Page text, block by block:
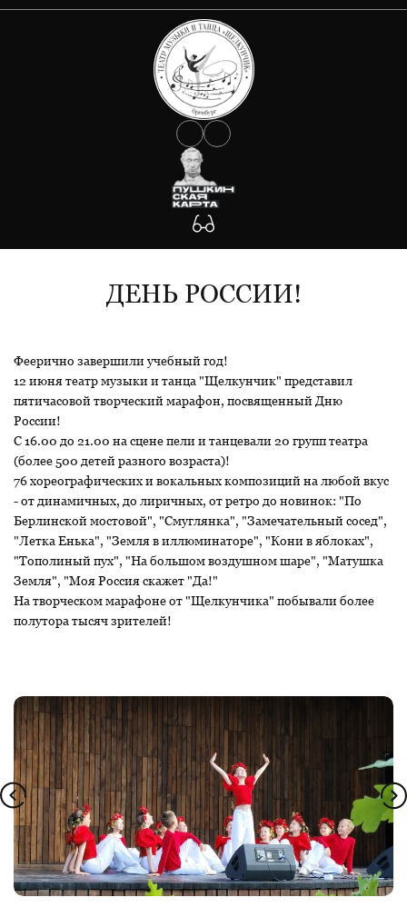
О ТЕАТРЕ
Документы
Сведения об учредителе
Государственное задание
Антикоррупция
Противодействие Covid-19
Антитеррористическая защищенность
Будьте внимательны!
Участникам СВО
АФИША
КОЛЛЕКТИВ
УЧАСТНИКАМ СВО
ФОТО
КОНТАКТЫ
ДЕНЬ РОССИИ!
Феерично завершили учебный год!
12 июня театр музыки и танца "Щелкунчик" представил
пятичасовой творческий марафон, посвященный Дню
России!
С 16.00 до 21.00 на сцене пели и танцевали 20 групп театра
(более 500 детей разного возраста)!
76 хореографических и вокальных композиций на любой вкус
- от динамичных, до лиричных, от ретро до новинок: "По
Берлинской мостовой", "Смуглянка", "Замечательный сосед",
"Летка Енька", "Земля в иллюминаторе", "Кони в яблоках",
"Тополиный пух", "На большом воздушном шаре", "Матушка
Земля", "Моя Россия скажет "Да!"
На творческом марафоне от "Щелкунчика" побывали более
полутора тысяч зрителей!